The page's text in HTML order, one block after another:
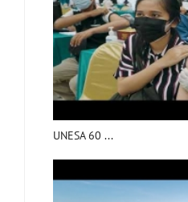
UNESA 60 ...